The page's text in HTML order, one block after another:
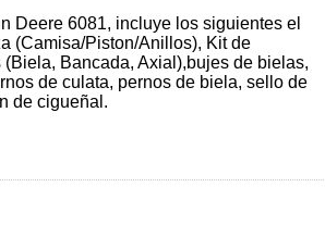
Deere 6081, incluye los siguientes el
(Camisa/Piston/Anillos), Kit de
Bancada, Axial),bujes de bielas,
de culata, pernos de biela, sello de
de cigueñal.